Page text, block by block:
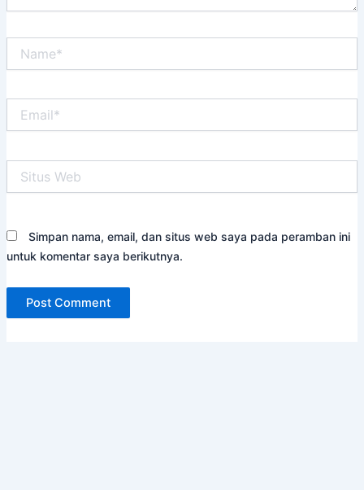
Web
Simpan nama, email, dan situs web saya pada peramban ini
untuk komentar saya berikutnya.